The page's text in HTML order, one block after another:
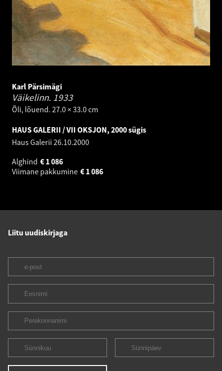
Karl Pärsimägi
Väikelinn. 1933
Õli, lõuend. 27.0 × 33.0 cm
HAUS GALERII / VII OKSJON, 2000 sügis
Haus Galerii 26.10.2000
Alghind
1 086
€
Viimane pakkumine
1 086
€
Liitu uudiskirjaga